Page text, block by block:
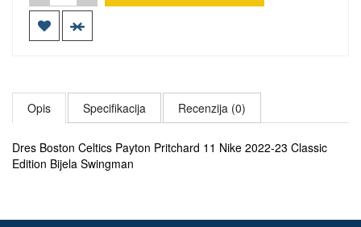
Opis Specifikacija Recenzija (0)
Dres Boston Celtics Payton Pritchard 11 Nike 2022-23 Classic
Edition Bijela Swingman